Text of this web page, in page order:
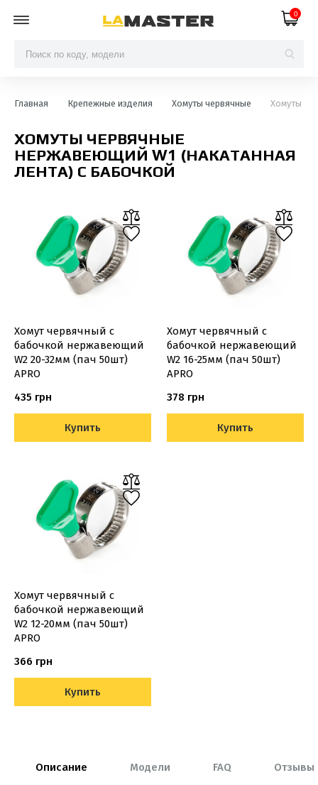
0
Главная Крепежные изделия Хомуты червячные Хомуты
ХОМУТЫ ЧЕРВЯЧНЫЕ
НЕРЖАВЕЮЩИЙ W1 (НАКАТАННАЯ
ЛЕНТА) С БАБОЧКОЙ
Хомут червячный с
бабочкой нержавеющий
W2 20-32мм (пач 50шт)
APRO
435 грн
Купить
Хомут червячный с
бабочкой нержавеющий
W2 16-25мм (пач 50шт)
APRO
378 грн
Купить
Хомут червячный с
бабочкой нержавеющий
W2 12-20мм (пач 50шт)
APRO
366 грн
Купить
Описание Модели FAQ Отзывы